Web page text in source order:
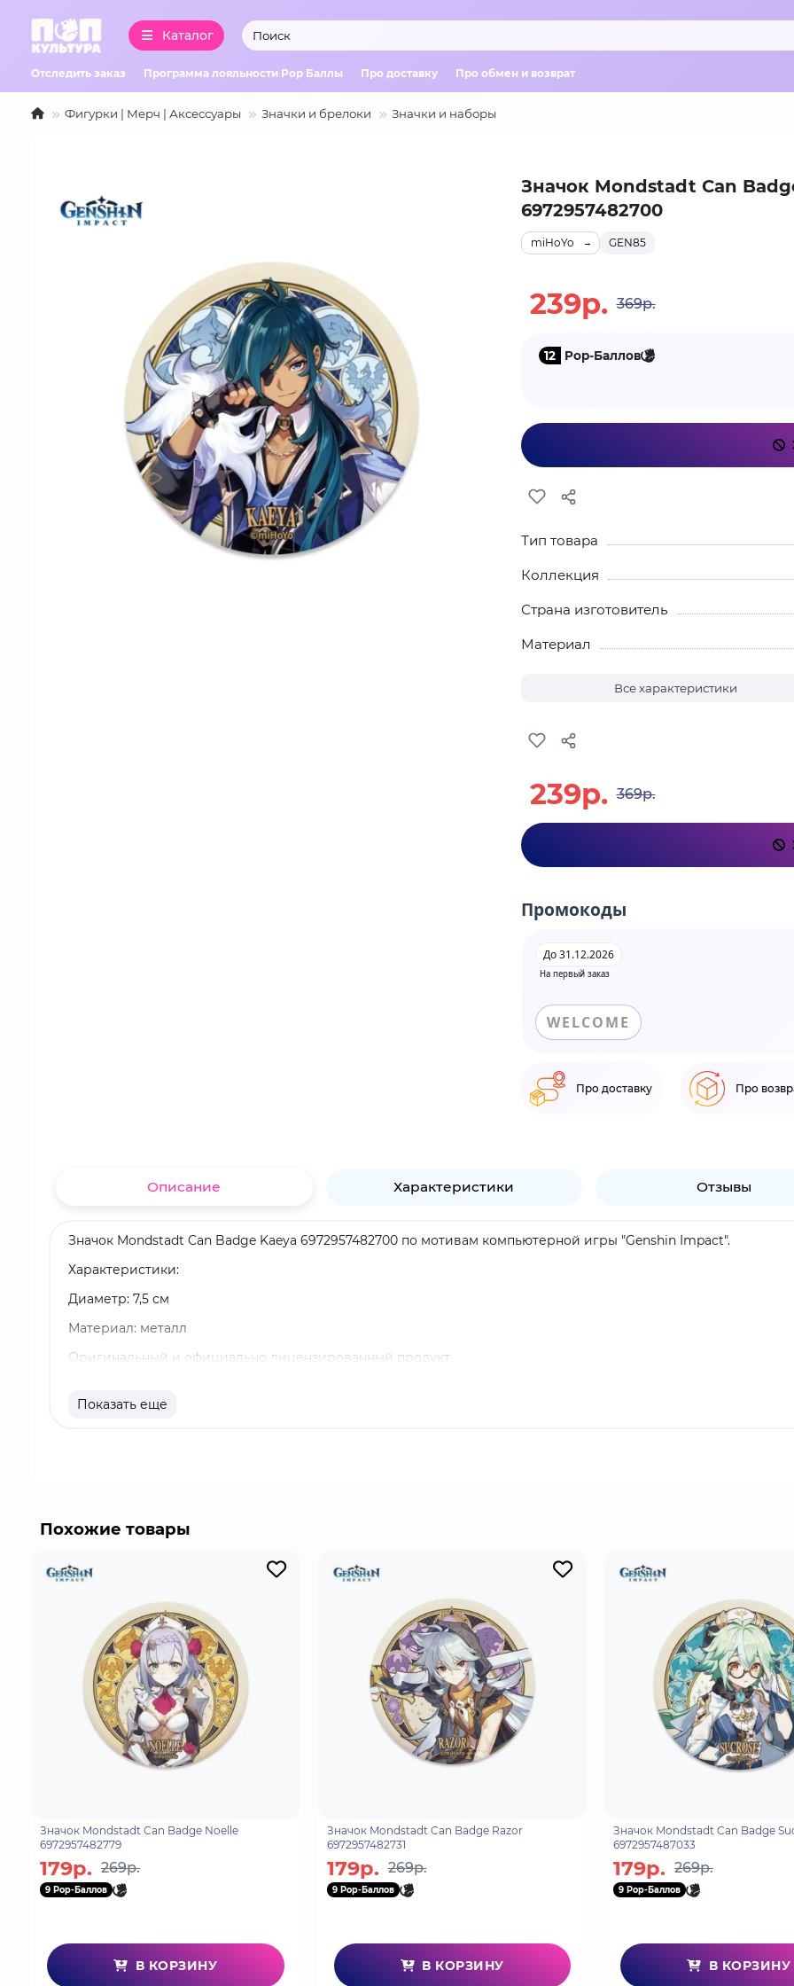
Каталог
Отследить заказ Программа лояльности Pop Баллы Про доставку Про обмен и возврат
Фигурки | Мерч | Аксессуары Значки и брелоки Значки и наборы
Значок Mondstadt Can
6972957482700
GEN85
miHoYo
239р. 369р.
12 Pop-Баллов
Тип товара
Коллекция
Страна изготовитель
Материал
Все характеристики
239р. 369р.
Промокоды
На первый заказ
До 31.12.2026
WELCOME
Про доставку Про
Описание Характеристики Отзывы
Значок Mondstadt Can Badge Kaeya 6972957482700 по мотивам компьютерной игры "Genshin Impact".
Характеристики:
Диаметр: 7,5 см
Материал: металл
Оригинальный и официально лицензированный продукт
Каэя Альберих - криогенный персонаж, играемый в "Genshin Impact". Каэя - капитан кавалерии Рыцарей
Показать еще
Похожие товары
Значок Mondstadt Can Badge Noelle
6972957482779
179р. 269р.
9 Pop-Баллов
В КОРЗИНУ
Значок Mondstadt Can Badge Razor
6972957482731
179р. 269р.
9 Pop-Баллов
В КОРЗИНУ
Значок Mondstadt Can Badge
6972957487033
179р. 269р.
9 Pop-Баллов
В КОРЗИНУ